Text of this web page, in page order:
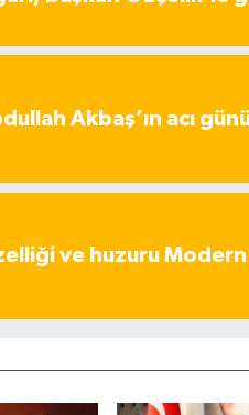
Akbaş’ın acı
ve huzuru Modern